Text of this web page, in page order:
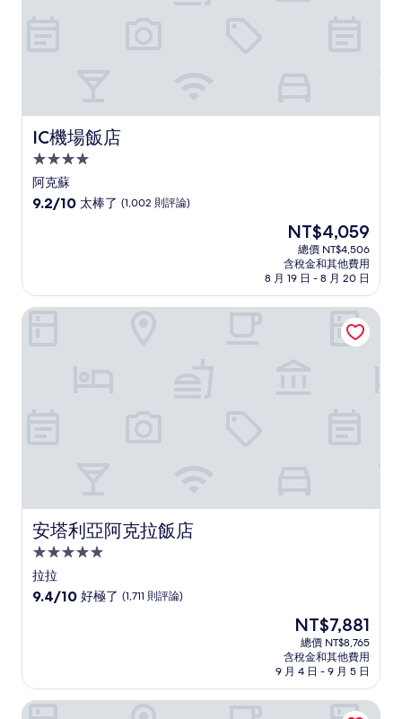
IC機場飯店
IC機場飯店
4.0
星
級
阿克蘇
9.2
太
棒
9.2/10 太棒了 (1,002 則評論)
現
在
價
格
為
NT$4,059
NT$4,059
總價 NT$4,506
含稅金和其他費用
8 月 19 日 - 8 月 20 日
安塔利亞阿克拉飯店
安塔利亞阿克拉飯店
5.0
星
級
拉拉
9.4
好
極
9.4/10 好極了 (1,711 則評論)
現
在
價
格
為
NT$7,881
NT$7,881
總價 NT$8,765
含稅金和其他費用
9 月 4 日 - 9 月 5 日
安塔利亞阿克拉飯店
Ema Houses 度假屋